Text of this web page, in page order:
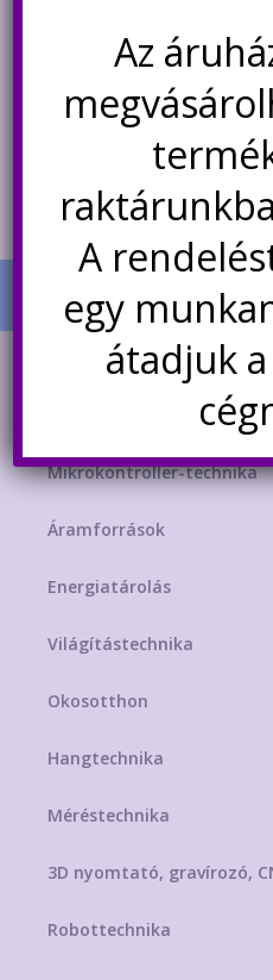
kondenzátor NCC PSE
Kosárba teszem
TERMÉK KATEGÓRIÁK
Mikrokontroller-technika
Áramforrások
Energiatárolás
Világítástechnika
Okosotthon
Hangtechnika
Méréstechnika
3D nyomtató, gravírozó,
Robottechnika
Az
A
egy
átadjuk